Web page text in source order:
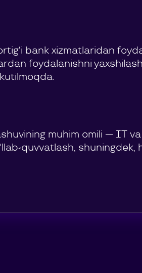
bank xizmatlaridan
foydalanishni
muhim omili — IT
quvvatlash,